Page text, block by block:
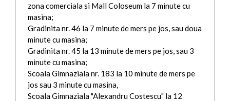
zona comerciala si Mall Coloseum la 7 minute cu
masina;
Gradinita nr. 46 la 7 minute de mers pe jos, sau doua
minute cu masina;
Gradinita nr. 45 la 13 minute de mers pe jos, sau 3
minute cu masina;
Scoala Gimnaziala nr. 183 la 10 minute de mers pe
jos sau 3 minute cu masina,
Scoala Gimnaziala "Alexandru Costescu" la 12